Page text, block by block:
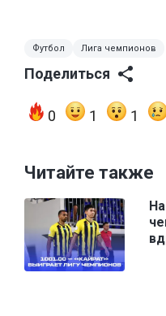
Футбол Лига чемпионов
Поделиться
0 1 1
Читайте также